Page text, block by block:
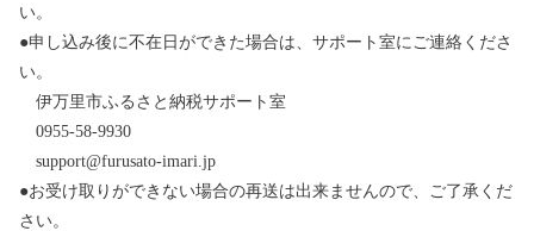
い。
●申し込み後に不在日ができた場合は、サポート室にご連絡くださ
い。
伊万里市ふるさと納税サポート室
0955-58-9930
support@furusato-imari.jp
●お受け取りができない場合の再送は出来ませんので、ご了承くだ
さい。